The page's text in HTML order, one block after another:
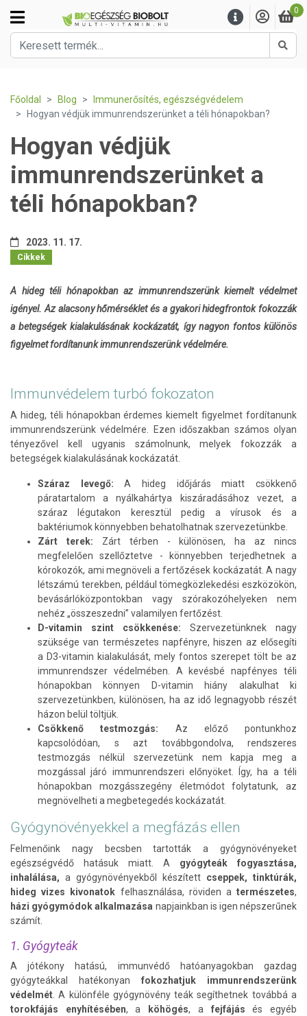
0
Főoldal Blog
Immunerősítés, egészségvédelem
Hogyan védjük immunrendszerünket a téli hónapokban?
Hogyan védjük
immunrendszerünket a
téli hónapokban?
2023. 11. 17.
Cikkek
A hideg téli hónapokban az immunrendszerünk kiemelt védelmet
igényel. Az alacsony hőmérséklet és a gyakori hidegfrontok fokozzák
a betegségek kialakulásának kockázatát, így nagyon fontos különös
figyelmet fordítanunk immunrendszerünk védelmére.
Immunvédelem turbó fokozaton
A hideg, téli hónapokban érdemes kiemelt figyelmet fordítanunk
immunrendszerünk védelmére. Ezen időszakban számos olyan
tényezővel kell ugyanis számolnunk, melyek fokozzák a
betegségek kialakulásának kockázatát.
Száraz levegő:A hideg időjárás miatt csökkenő
páratartalom a nyálkahártya kiszáradásához vezet, a
száraz légutakon keresztül pedig a vírusok és a
baktériumok könnyebben behatolhatnak szervezetünkbe.
Zárt terek: Zárt térben - különösen, ha az nincs
megfelelően szellőztetve - könnyebben terjedhetnek a
kórokozók, ami megnöveli a fertőzések kockázatát. A nagy
létszámú terekben, például tömegközlekedési eszközökön,
bevásárlóközpontokban vagy szórakozóhelyeken nem
nehéz „összeszedni” valamilyen fertőzést.
D-vitamin szint csökkenése: Szervezetünknek nagy
szüksége van természetes napfényre, hiszen az elősegíti
a D3-vitamin kialakulását, mely fontos szerepet tölt be az
immunrendszer védelmében. A kevésbé napfényes téli
hónapokban könnyen D-vitamin hiány alakulhat ki
szervezetünkben, különösen, ha az idő legnagyobb részét
házon belül töltjük.
Csökkenő testmozgás: Az előző pontunkhoz
kapcsolódóan, s azt továbbgondolva, rendszeres
testmozgás nélkül szervezetünk nem kapja meg a
mozgással járó immunrendszeri előnyöket. Így, ha a téli
hónapokban mozgásszegény életmódot folytatunk, az
megnövelheti a megbetegedés kockázatát.
Gyógynövényekkel a megfázás ellen
Felmenőink nagy becsben tartották a gyógynövényeket
egészségvédő hatásuk miatt. A gyógyteák fogyasztása,
inhalálása, a gyógynövényekből készített cseppek, tinktúrák,
hideg vizes kivonatok felhasználása, röviden atermészetes,
házi gyógymódok alkalmazása napjainkban is igen népszerűnek
számít.
1. Gyógyteák
A jótékony hatású, immunvédő hatóanyagokban gazdag
gyógyteákkal hatékonyan fokozhatjuk immunrendszerünk
védelmét . A különféle gyógynövény teák segíthetnek továbbá a
torokfájás enyhítésében, a köhögés, a fejfájásés egyéb